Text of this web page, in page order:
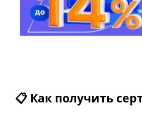
📋 Как получить